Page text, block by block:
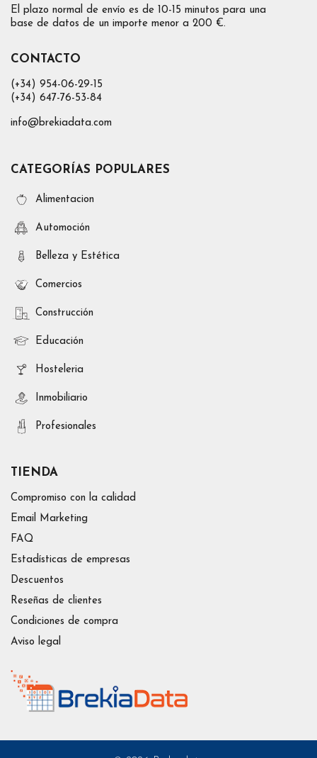
El plazo normal de envío es de 10-15 minutos para una
base de datos de un importe menor a 200 €.
CONTACTO
(+34) 954-06-29-15
(+34) 647-76-53-84
info@brekiadata.com
CATEGORÍAS POPULARES
Alimentacion
Automoción
Belleza y Estética
Comercios
Construcción
Educación
Hosteleria
Inmobiliario
Profesionales
TIENDA
Compromiso con la calidad
Email Marketing
FAQ
Estadísticas de empresas
Descuentos
Reseñas de clientes
Condiciones de compra
Aviso legal